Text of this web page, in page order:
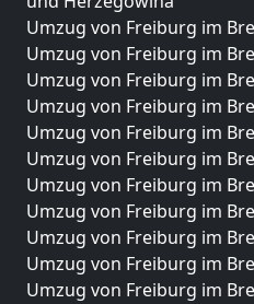
Umzug von Freiburg im
Umzug von Freiburg im
Umzug von Freiburg im
Umzug von Freiburg im
Umzug von Freiburg im
Umzug von Freiburg im
Umzug von Freiburg im
Umzug von Freiburg im
Umzug von Freiburg im
Umzug von Freiburg im
Umzug von Freiburg im